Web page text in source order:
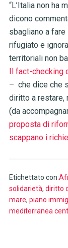
“L’Italia non ha
dicono
sbagliano a
rifugiato e
territoriali non
Il fact-
– che dice che
diritto a restare,
(da
proposta di
scappano i
Etichettato con:
solidarietà, diritto
mare, piano
mediterranea